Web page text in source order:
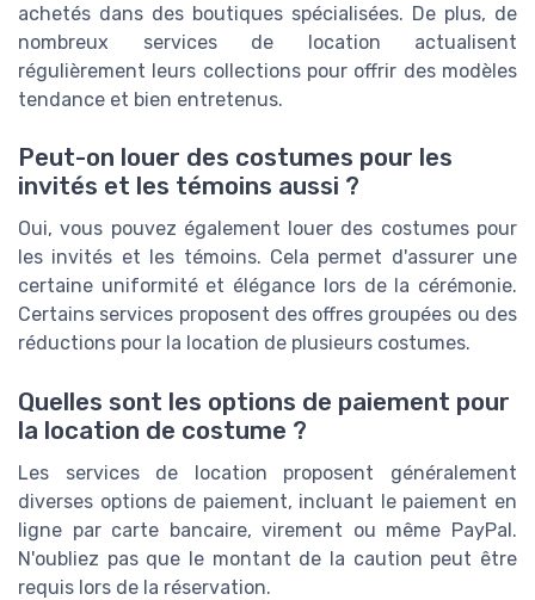
achetés dans des boutiques spécialisées. De plus, de
nombreux services de location actualisent
régulièrement leurs collections pour offrir des modèles
tendance et bien entretenus.
Peut-on louer des costumes pour les
invités et les témoins aussi ?
Oui, vous pouvez également louer des costumes pour
les invités et les témoins. Cela permet d'assurer une
certaine uniformité et élégance lors de la cérémonie.
Certains services proposent des offres groupées ou des
réductions pour la location de plusieurs costumes.
Quelles sont les options de paiement pour
la location de costume ?
Les services de location proposent généralement
diverses options de paiement, incluant le paiement en
ligne par carte bancaire, virement ou même PayPal.
N'oubliez pas que le montant de la caution peut être
requis lors de la réservation.